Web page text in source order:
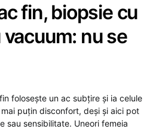
fin, biopsie cu
nu se
folosește un ac subțire și ia celule
puțin disconfort, deși și aici pot
sau sensibilitate. Uneori femeia